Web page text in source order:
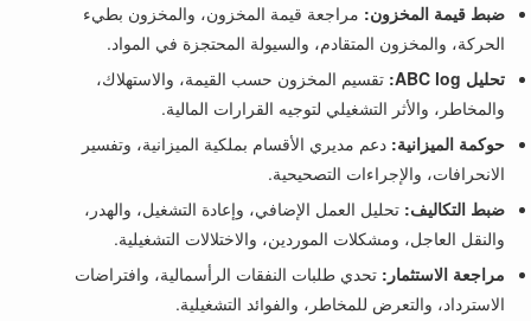
ضبط قيمة المخزون: مراجعة قيمة المخزون، والمخزون بطيء
الحركة، والمخزون المتقادم، والسيولة المحتجزة في المواد.
تحليل ABC log:
تقسيم المخزون حسب القيمة، والاستهلاك،
والمخاطر، والأثر التشغيلي لتوجيه القرارات المالية.
حوكمة الميزانية: دعم مديري الأقسام بملكية الميزانية، وتفسير
الانحرافات، والإجراءات التصحيحية.
ضبط التكاليف: تحليل العمل الإضافي، وإعادة التشغيل، والهدر،
والنقل العاجل، ومشكلات الموردين، والاختلالات التشغيلية.
مراجعة الاستثمار: تحدي طلبات النفقات الرأسمالية، وافتراضات
الاسترداد، والتعرض للمخاطر، والفوائد التشغيلية.